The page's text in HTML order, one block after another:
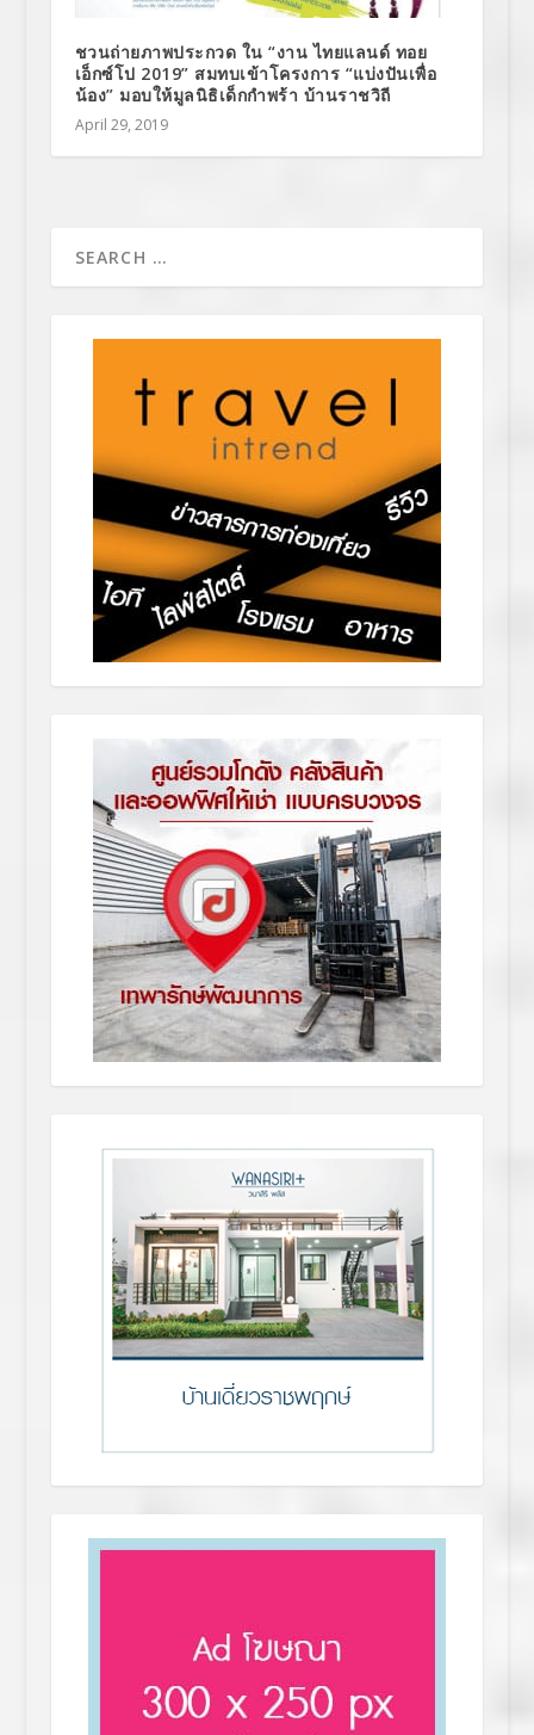
ชวนถ่ายภาพประกวด ใน “งาน ไทยแลนด์ ทอย
เอ็กซ์โป 2019” สมทบเข้าโครงการ “แบ่งปันเพื่อ
น้อง” มอบให้มูลนิธิเด็กกำพร้า บ้านราชวิถี
April 29, 2019